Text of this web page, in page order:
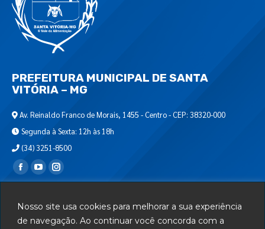
Nosso site usa cookies para melhorar a sua experiência
de navegação. Ao continuar você concorda com a
PREFEITURA MUNICIPAL DE SANTA
VITÓRIA – MG
Av. Reinaldo Franco de Morais, 1455 - Centro - CEP: 38320-000
Segunda à Sexta: 12h às 18h
(34) 3251-8500
Encontre-nos em:
Departamento de T.I.